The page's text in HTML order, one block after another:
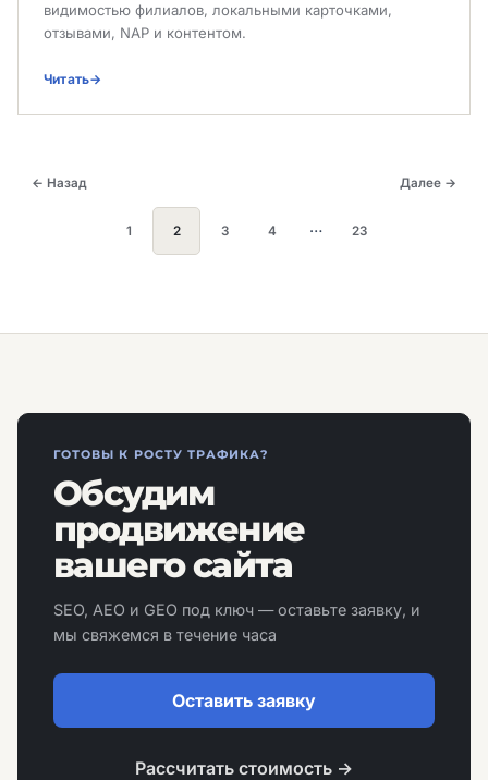
видимостью филиалов, локальными карточками,
отзывами, NAP и контентом.
Читать
← Назад
1 2 3 4 … 23
Далее →
ГОТОВЫ К РОСТУ ТРАФИКА?
Обсудим
продвижение
вашего сайта
SEO, AEO и GEO под ключ — оставьте заявку, и
мы свяжемся в течение часа
Оставить заявку
Рассчитать стоимость →